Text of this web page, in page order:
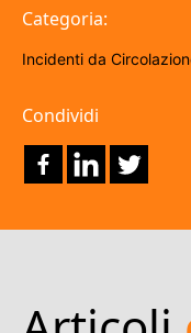
Categoria:
Incidenti da
Condividi